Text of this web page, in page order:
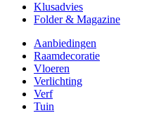
Klusadvies
Folder & Magazine
Aanbiedingen
Raamdecoratie
Vloeren
Verlichting
Verf
Tuin